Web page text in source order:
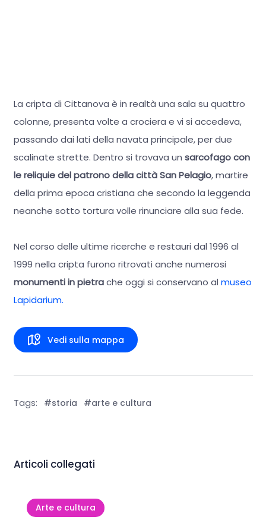
La cripta di Cittanova è in realtà una sala su quattro
colonne, presenta volte a crociera e vi si accedeva,
passando dai lati della navata principale, per due
scalinate strette. Dentro si trovava un sarcofago con
le reliquie del patrono della città San Pelagio, martire
della prima epoca cristiana che secondo la leggenda
neanche sotto tortura volle rinunciare alla sua fede.
Nel corso delle ultime ricerche e restauri dal 1996 al
1999 nella cripta furono ritrovati anche numerosi
monumenti in pietrache oggi si conservano al museo
Lapidarium.
Vedi sulla mappa
Tags: #storia #arte e cultura
Articoli collegati
Arte e cultura